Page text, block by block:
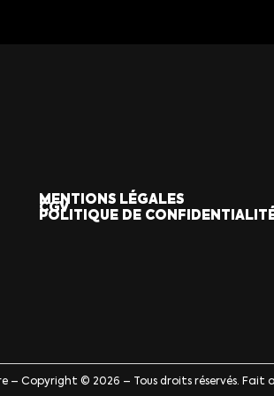
MENTIONS LÉGALES
CGV
POLITIQUE DE
– Copyright © 2026 – Tous droits réservés. Fait